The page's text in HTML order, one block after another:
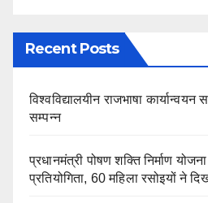
Recent Posts
विश्वविद्यालयीन राजभाषा कार्यान्वयन
सम्पन्न
प्रधानमंत्री पोषण शक्ति निर्माण
प्रतियोगिता, 60 महिला रसोइयों ने